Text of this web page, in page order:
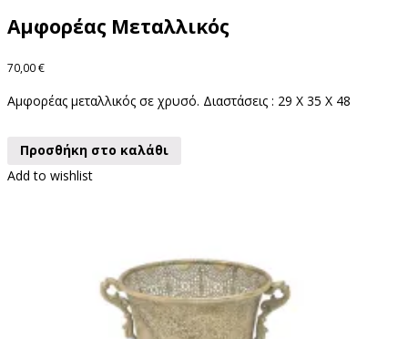
Αμφορέας Μεταλλικός
70,00€
Αμφορέας μεταλλικός σε χρυσό. Διαστάσεις : 29 X 35 X 48
Προσθήκη στο καλάθι
Add to wishlist